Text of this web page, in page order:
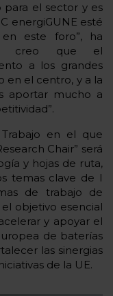
para el sector y es
energiGUNE esté
este foro”, ha
creo que el
a los grandes
en el centro, y a la
aportar mucho a
en el que
Chair” será
y hojas de ruta,
temas clave de I
de trabajo de
objetivo esencial
y apoyar el
de baterías
las sinergias
de la UE.